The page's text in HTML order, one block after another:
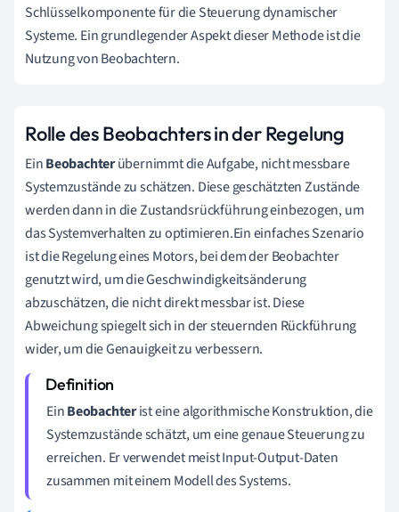
Schlüsselkomponente für die Steuerung dynamischer
Systeme. Ein grundlegender Aspekt dieser Methode ist die
Nutzung von Beobachtern.
Rolle des Beobachters in der Regelung
EinBeobachterübernimmt die Aufgabe, nicht messbare
Systemzustände zu schätzen. Diese geschätzten Zustände
werden dann in die Zustandsrückführung einbezogen, um
das Systemverhalten zu optimieren.Ein einfaches Szenario
ist die Regelung eines Motors, bei dem der Beobachter
genutzt wird, um die Geschwindigkeitsänderung
abzuschätzen, die nicht direkt messbar ist. Diese
Abweichung spiegelt sich in der steuernden Rückführung
wider, um die Genauigkeit zu verbessern.
EinBeobachterist eine algorithmische Konstruktion, die
Systemzustände schätzt, um eine genaue Steuerung zu
erreichen. Er verwendet meist Input-Output-Daten
zusammen mit einem Modell des Systems.